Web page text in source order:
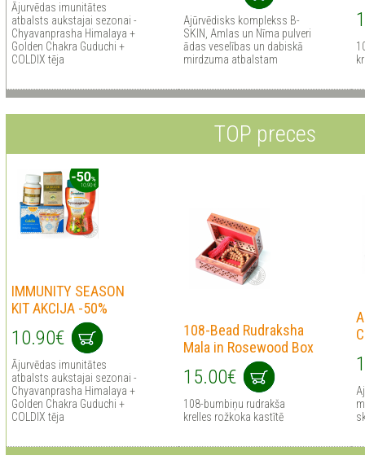
Ājurvēdas imunitātes
atbalsts aukstajai sezonai -
Chyavanprasha Himalaya +
Golden Chakra Guduchi +
COLDIX tēja
Ajūrvēdisks komplekss B-
SKIN, Amlas un Nīma pulveri
ādas veselības un dabiskā
mirdzuma atbalstam
TOP preces
IMMUNITY SEASON
KIT AKCIJA -50%
10.90€
Ājurvēdas imunitātes
atbalsts aukstajai sezonai -
Chyavanprasha Himalaya +
Golden Chakra Guduchi +
COLDIX tēja
108-Bead Rudraksha
Mala in Rosewood Box
15.00€
108-bumbiņu rudrakša
krelles rožkoka kastītē